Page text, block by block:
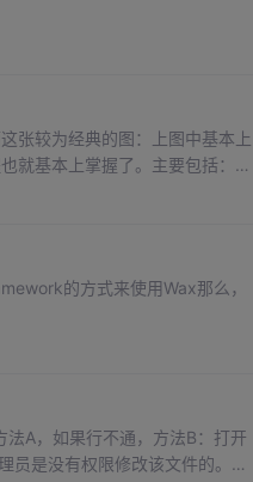
张较为经典的图：上图中基本上
就基本上掌握了。主要包括：
建状态，如：Thread t = new
的方式来使用Wax那么，
用项目，使用Empty Applic...
A，如果行不通，方法B：打开
是没有权限修改该文件的。所